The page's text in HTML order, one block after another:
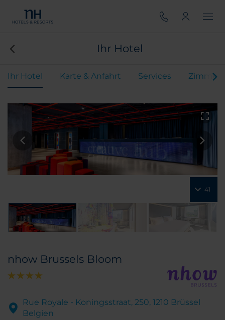
Ihr Hotel
Ihr Hotel Karte & Anfahrt Services Zimmer
41
nhow Brussels Bloom
Rue Royale - Koningsstraat, 250, 1210 Brüssel
Belgien